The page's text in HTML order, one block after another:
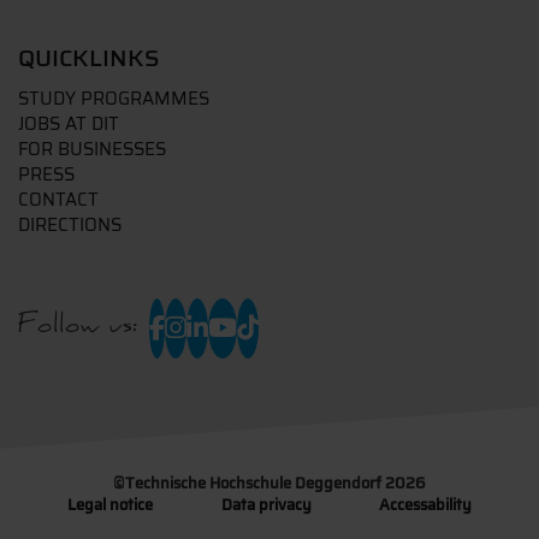
QUICKLINKS
STUDY PROGRAMMES
JOBS AT DIT
FOR BUSINESSES
PRESS
CONTACT
DIRECTIONS
Follow us:
©Technische Hochschule Deggendorf 2026
Legal notice
Data privacy Accessability